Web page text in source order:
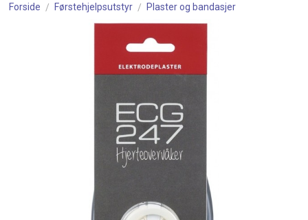
Forside Førstehjelpsutstyr Plaster og bandasjer